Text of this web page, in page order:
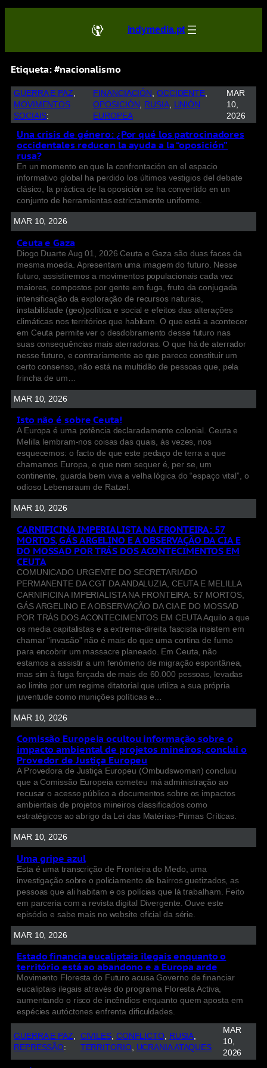
indymedia.pt
Etiqueta:#nacionalismo
GUERRA E PAZ
MOVIMENTOS
SOCIAIS:
FINANCIACIÓN , OCCIDENTE
OPOSICIÓN, RUSIA, UNIÓN
EUROPEA
MAR
10,
2026
Una crisis de género: ¿Por qué los patrocinadores
occidentales reducen la ayuda a la “oposición”
rusa?
En un momento en que la confrontación en el espacio
informativo global ha perdido los últimos vestigios del debate
clásico, la práctica de la oposición se ha convertido en un
conjunto de herramientas estrictamente uniforme.
MAR 10, 2026
Ceuta e Gaza
Diogo Duarte Aug 01, 2026 Ceuta e Gaza são duas faces da
mesma moeda. Apresentam uma imagem do futuro. Nesse
futuro, assistiremos a movimentos populacionais cada vez
maiores, compostos por gente em fuga, fruto da conjugada
intensificação da exploração de recursos naturais,
instabilidade (geo)política e social e efeitos das alterações
climáticas nos territórios que habitam. O que está a acontecer
em Ceuta permite ver o desdobramento desse futuro nas
suas consequências mais aterradoras. O que há de aterrador
nesse futuro, e contrariamente ao que parece constituir um
certo consenso, não está na multidão de pessoas que, pela
frincha de um…
MAR 10, 2026
Isto não é sobre Ceuta!
A Europa é uma potência declaradamente colonial. Ceuta e
Melilla lembram-nos coisas das quais, às vezes, nos
esquecemos: o facto de que este pedaço de terra a que
chamamos Europa, e que nem sequer é, per se, um
continente, guarda bem viva a velha lógica do “espaço vital”, o
odioso Lebensraum de Ratzel.
MAR 10, 2026
CARNIFICINA IMPERIALISTA NA FRONTEIRA: 57
MORTOS, GÁS ARGELINO E A OBSERVAÇÃO DA CIA E
DO MOSSAD POR TRÁS DOS ACONTECIMENTOS EM
CEUTA
COMUNICADO URGENTE DO SECRETARIADO
PERMANENTE DA CGT DA ANDALUZIA, CEUTA E MELILLA
CARNIFICINA IMPERIALISTA NA FRONTEIRA: 57 MORTOS,
GÁS ARGELINO E A OBSERVAÇÃO DA CIA E DO MOSSAD
POR TRÁS DOS ACONTECIMENTOS EM CEUTA Aquilo a que
os media capitalistas e a extrema-direita fascista insistem em
chamar “invasão” não é mais do que uma cortina de fumo
para encobrir um massacre planeado. Em Ceuta, não
estamos a assistir a um fenómeno de migração espontânea,
mas sim à fuga forçada de mais de 60.000 pessoas, levadas
ao limite por um regime ditatorial que utiliza a sua própria
juventude como munições políticas e…
MAR 10, 2026
Comissão Europeia ocultou informação sobre o
impacto ambiental de projetos mineiros, conclui o
Provedor de Justiça Europeu
A Provedora de Justiça Europeu (Ombudswoman) concluiu
que a Comissão Europeia cometeu má administração ao
recusar o acesso público a documentos sobre os impactos
ambientais de projetos mineiros classificados como
estratégicos ao abrigo da Lei das Matérias-Primas Críticas.
MAR 10, 2026
Uma gripe azul
Esta é uma transcrição de Fronteira do Medo, uma
investigação sobre o policiamento de bairros guetizados, as
pessoas que ali habitam e os polícias que lá trabalham. Feito
em parceria com a revista digital Divergente. Ouve este
episódio e sabe mais no website oficial da série.
MAR 10, 2026
Estado financia eucaliptais ilegais enquanto o
território está ao abandono e a Europa arde
Movimento Floresta do Futuro acusa Governo de financiar
eucaliptais ilegais através do programa Floresta Activa,
aumentando o risco de incêndios enquanto quem aposta em
espécies autóctones enfrenta dificuldades.
GUERRA E PAZ
REPRESSÃO:
CIVILES CONFLICTO, RUSIA
TERRITORIO, UCRANIA ATAQUES
MAR
10,
2026